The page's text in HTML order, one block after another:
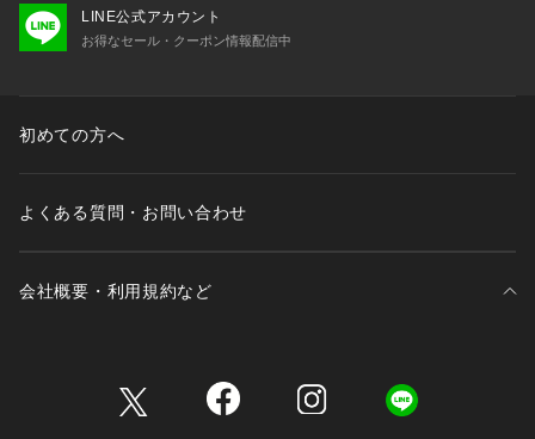
LINE公式アカウント
お得なセール・クーポン情報配信中
初めての方へ
よくある質問・お問い合わせ
会社概要・利用規約など